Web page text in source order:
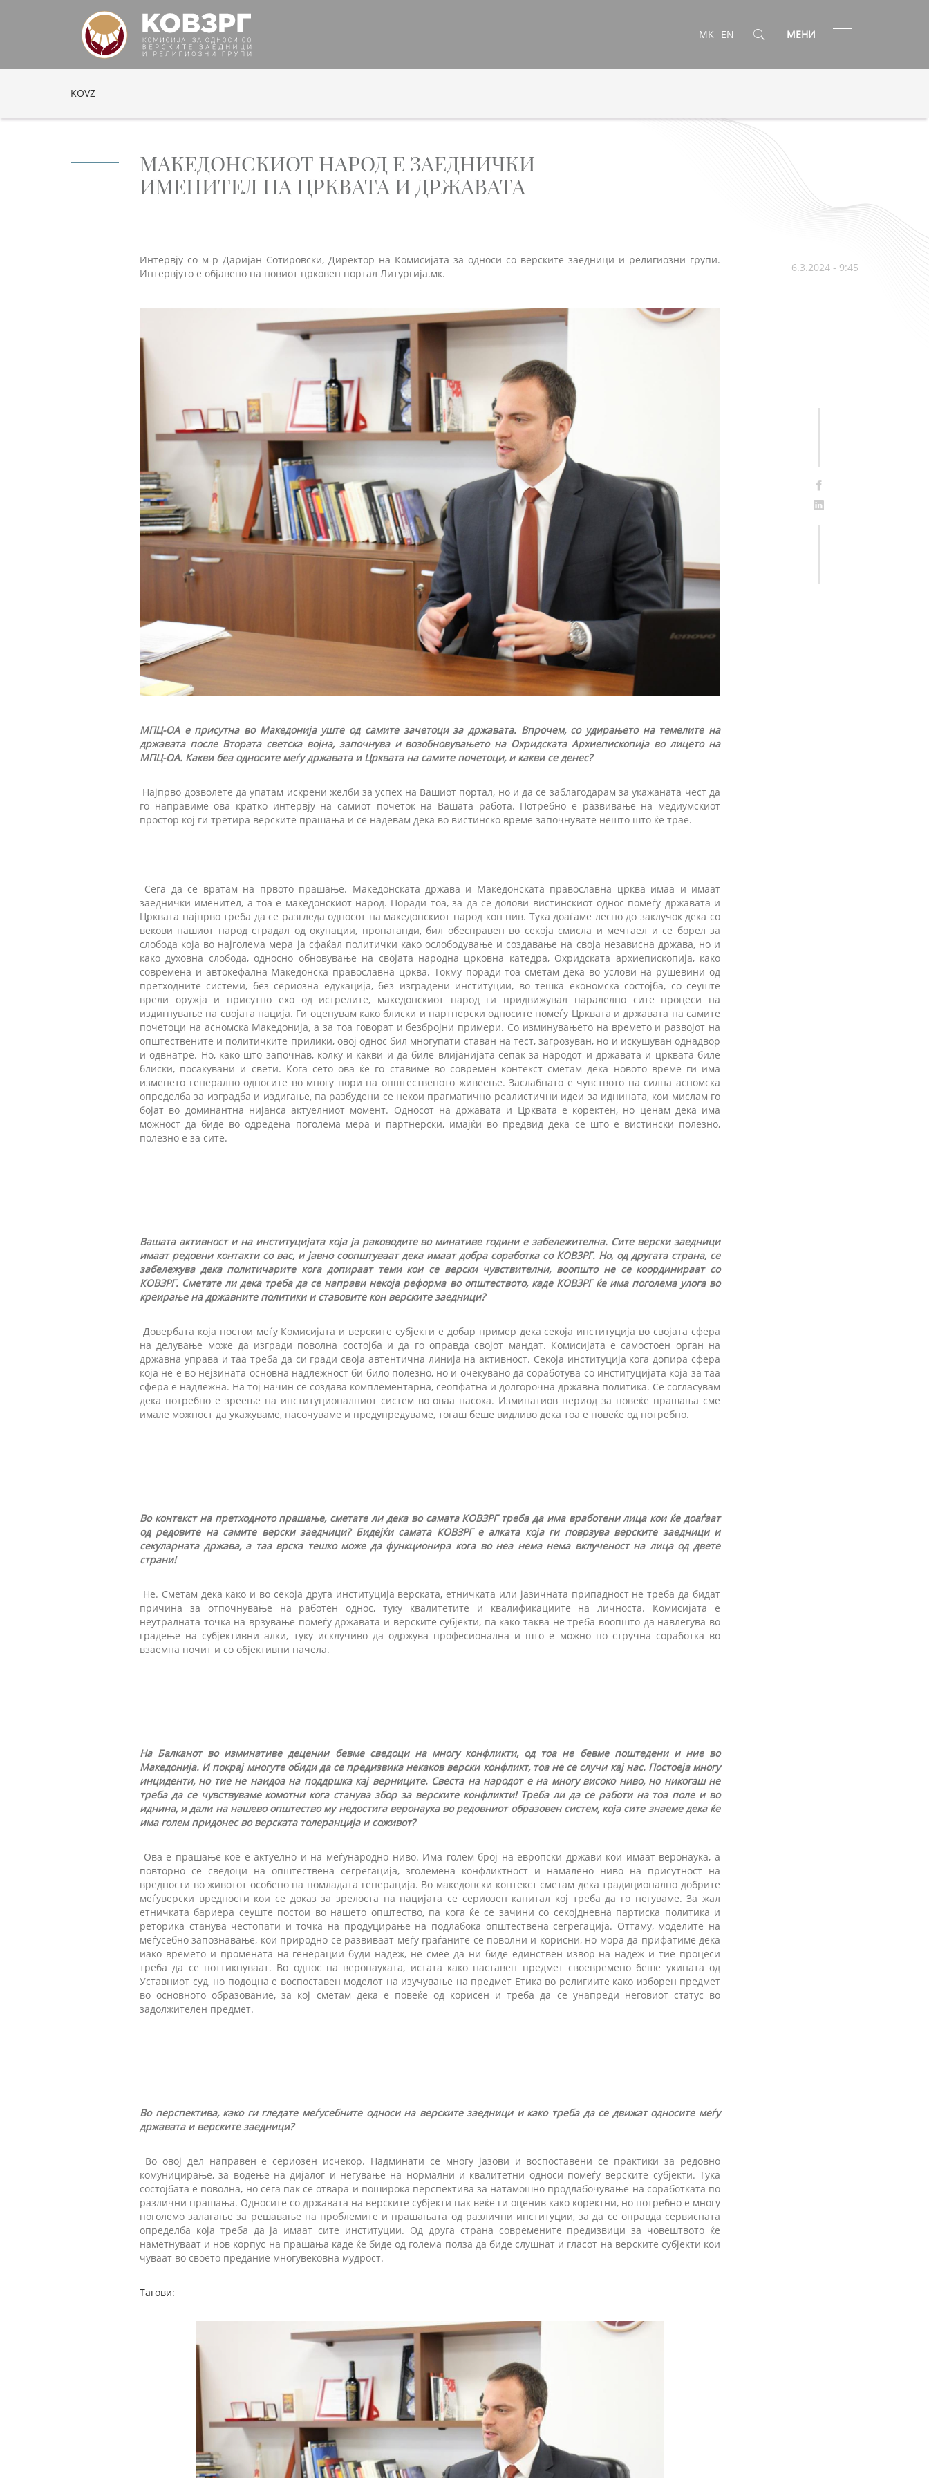
MK EN МЕНИ Toggle
navigation
KOVZ
МАКЕДОНСКИОТ НАРОД Е ЗАЕДНИЧКИ
ИМЕНИТЕЛ НА ЦРКВАТА И ДРЖАВАТА
Интервју со м-р Даријан Сотировски, Директор на Комисијата за односи со верските заедници и религиозни групи.
Интервјуто е објавено на новиот црковен портал Литургија.мк.
МПЦ-ОА е присутна во Македонија уште од самите зачетоци за државата. Впрочем, со удирањето на темелите на
државата после Втората светска војна, започнува и возобновувањето на Охридската Архиепископија во лицето на
МПЦ-ОА. Какви беа односите меѓу државата и Црквата на самите почетоци, и какви се денес?
Најпрво дозволете да упатам искрени желби за успех на Вашиот портал, но и да се заблагодарам за укажаната чест да
го направиме ова кратко интервју на самиот почеток на Вашата работа. Потребно е развивање на медиумскиот
простор кој ги третира верските прашања и се надевам дека во вистинско време започнувате нешто што ќе трае.
Сега да се вратам на првото прашање. Македонската држава и Македонската православна црква имаа и имаат
заеднички именител, а тоа е македонскиот народ. Поради тоа, за да се долови вистинскиот однос помеѓу државата и
Црквата најпрво треба да се разгледа односот на македонскиот народ кон нив. Тука доаѓаме лесно до заклучок дека со
векови нашиот народ страдал од окупации, пропаганди, бил обесправен во секоја смисла и мечтаел и се борел за
слобода која во најголема мера ја сфаќал политички како ослободување и создавање на своја независна држава, но и
како духовна слобода, односно обновување на својата народна црковна катедра, Охридската архиепископија, како
современа и автокефална Македонска православна црква. Токму поради тоа сметам дека во услови на рушевини од
претходните системи, без сериозна едукација, без изградени институции, во тешка економска состојба, со сеуште
врели оружја и присутно ехо од истрелите, македонскиот народ ги придвижувал паралелно сите процеси на
издигнување на својата нација. Ги оценувам како блиски и партнерски односите помеѓу Црквата и државата на самите
почетоци на асномска Македонија, а за тоа говорат и безбројни примери. Со изминувањето на времето и развојот на
општествените и политичките прилики, овој однос бил многупати ставан на тест, загрозуван, но и искушуван однадвор
и одвнатре. Но, како што започнав, колку и какви и да биле влијанијата сепак за народот и државата и црквата биле
блиски, посакувани и свети. Кога сето ова ќе го ставиме во современ контекст сметам дека новото време ги има
изменето генерално односите во многу пори на општественото живеење. Заслабнато е чувството на силна асномска
определба за изградба и издигање, па разбудени се некои прагматично реалистични идеи за иднината, кои мислам го
бојат во доминантна нијанса актуелниот момент. Односот на државата и Црквата е коректен, но ценам дека има
можност да биде во одредена поголема мера и партнерски, имајќи во предвид дека се што е вистински полезно,
полезно е за сите.
Вашата активност и на институцијата која ја раководите во минативе години е забележителна. Сите верски заедници
имаат редовни контакти со вас, и јавно соопштуваат дека имаат добра соработка со КОВЗРГ. Но, од другата страна, се
забележува дека политичарите кога допираат теми кои се верски чувствителни, воопшто не се координираат со
КОВЗРГ. Сметате ли дека треба да се направи некоја реформа во општеството, каде КОВЗРГ ќе има поголема улога во
креирање на државните политики и ставовите кон верските заедници?
Довербата која постои меѓу Комисијата и верските субјекти е добар пример дека секоја институција во својата сфера
на делување може да изгради поволна состојба и да го оправда својот мандат. Комисијата е самостоен орган на
државна управа и таа треба да си гради своја автентична линија на активност. Секоја институција кога допира сфера
која не е во нејзината основна надлежност би било полезно, но и очекувано да соработува со институцијата која за таа
сфера е надлежна. На тој начин се создава комплементарна, сеопфатна и долгорочна државна политика. Се согласувам
дека потребно е зреење на институционалниот систем во оваа насока. Изминатиов период за повеќе прашања сме
имале можност да укажуваме, насочуваме и предупредуваме, тогаш беше видливо дека тоа е повеќе од потребно.
Во контекст на претходното прашање, сметате ли дека во самата КОВЗРГ треба да има вработени лица кои ќе доаѓаат
од редовите на самите верски заедници? Бидејќи самата КОВЗРГ е алката која ги поврзува верските заедници и
секуларната држава, а таа врска тешко може да функционира кога во неа нема нема вклученост на лица од двете
страни!
Не. Сметам дека како и во секоја друга институција верската, етничката или јазичната припадност не треба да бидат
причина за отпочнување на работен однос, туку квалитетите и квалификациите на личноста. Комисијата е
неутралната точка на врзување помеѓу државата и верските субјекти, па како таква не треба воопшто да навлегува во
градење на субјективни алки, туку исклучиво да одржува професионална и што е можно по стручна соработка во
взаемна почит и со објективни начела.
На Балканот во изминативе децении бевме сведоци на многу конфликти, од тоа не бевме поштедени и ние во
Македонија. И покрај многуте обиди да се предизвика некаков верски конфликт, тоа не се случи кај нас. Постоеја многу
инциденти, но тие не наидоа на поддршка кај верниците. Свеста на народот е на многу високо ниво, но никогаш не
треба да се чувствуваме комотни кога станува збор за верските конфликти! Треба ли да се работи на тоа поле и во
иднина, и дали на нашево општество му недостига веронаука во редовниот образовен систем, која сите знаеме дека ќе
има голем придонес во верската толеранција и соживот?
Ова е прашање кое е актуелно и на меѓународно ниво. Има голем број на европски држави кои имаат веронаука, а
повторно се сведоци на општествена сегрегација, зголемена конфликтност и намалено ниво на присутност на
вредности во животот особено на помладата генерација. Во македонски контекст сметам дека традиционално добрите
меѓуверски вредности кои се доказ за зрелоста на нацијата се сериозен капитал кој треба да го негуваме. За жал
етничката бариера сеуште постои во нашето општество, па кога ќе се зачини со секојдневна партиска политика и
реторика станува честопати и точка на продуцирање на подлабока општествена сегрегација. Оттаму, моделите на
меѓусебно запознавање, кои природно се развиваат меѓу граѓаните се поволни и корисни, но мора да прифатиме дека
иако времето и промената на генерации буди надеж, не смее да ни биде единствен извор на надеж и тие процеси
треба да се поттикнуваат. Во однос на веронауката, истата како наставен предмет своевремено беше укината од
Уставниот суд, но подоцна е воспоставен моделот на изучување на предмет Етика во религиите како изборен предмет
во основното образование, за кој сметам дека е повеќе од корисен и треба да се унапреди неговиот статус во
задолжителен предмет.
Во перспектива, како ги гледате меѓусебните односи на верските заедници и како треба да се движат односите меѓу
државата и верските заедници?
Во овој дел направен е сериозен исчекор. Надминати се многу јазови и воспоставени се практики за редовно
комуницирање, за водење на дијалог и негување на нормални и квалитетни односи помеѓу верските субјекти. Тука
состојбата е поволна, но сега пак се отвара и поширока перспектива за натамошно продлабочување на соработката по
различни прашања. Односите со државата на верските субјекти пак веќе ги оценив како коректни, но потребно е многу
поголемо залагање за решавање на проблемите и прашањата од различни институции, за да се оправда сервисната
определба која треба да ја имаат сите институции. Од друга страна современите предизвици за човештвото ќе
наметнуваат и нов корпус на прашања каде ќе биде од голема полза да биде слушнат и гласот на верските субјекти кои
чуваат во своето предание многувековна мудрост.
Тагови:
6.3.2024 - 9:45